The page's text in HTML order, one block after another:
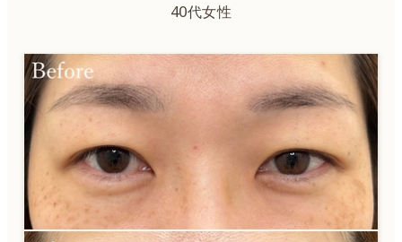
40代女性